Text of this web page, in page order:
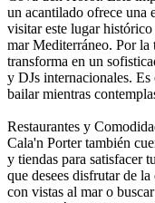
un acantilado ofrece una
visitar este lugar
mar Mediterráneo. Por
transforma en un
y DJs internacionales.
bailar mientras
Restaurantes y
Cala'n Porter también
y tiendas para satisfacer
que desees disfrutar de
con vistas al mar o